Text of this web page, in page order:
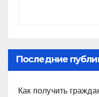
Последние
Как получить